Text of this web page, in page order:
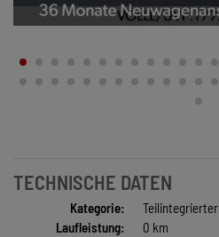
TECHNISCHE DATEN
Kategorie:
Teilintegrierter
Laufleistung:
0 km